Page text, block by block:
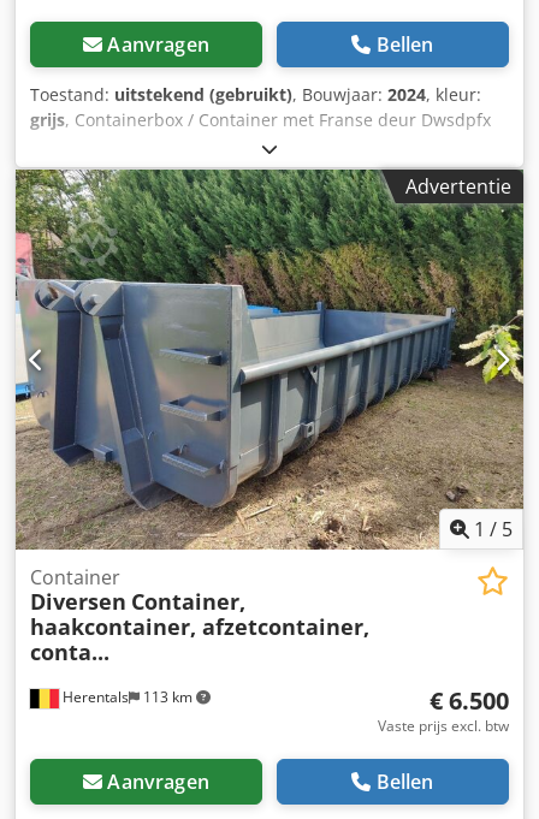
Aanvragen Bellen
Toestand: uitstekend (gebruikt), Bouwjaar: 2024, kleur:
grijs, Containerbox / Container met Franse deur Dwsdpfx
Acozldugehoa Binnenafmetingen: Lengte: 4,0 meter
Breedte: 2,3 meter Hoogte: 0,6 meter ==> 5,5 kubieke
meter Dikte laadvloer: 5 mm Zijwanddikte: 4 mm Cevoman
bv. Lenskensdijk 5 2200 Herentals België
Advertentie
1 / 5
Herentals 113 km
Container
Diversen Container,
haakcontainer, afzetcontainer,
conta...
€ 6.500
Vaste prijs excl. btw
Aanvragen Bellen